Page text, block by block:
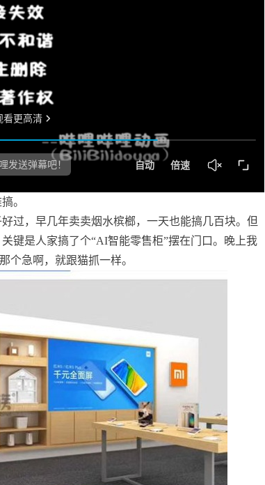
。
过，早几年卖卖烟水槟榔，一天也能搞几百块。但
键是人家搞了个“AI智能零售柜”摆在门口。晚上我
个急啊，就跟猫抓一样。